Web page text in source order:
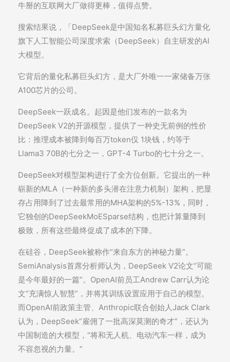
牛掰的互联网大厂做得更棒，值得点赞。
搜索结果说，「DeepSeek是中国知名私募巨头幻方量化
旗下人工智能公司深度求索（DeepSeek）自主研发的AI
大模型。
它背后的量化私募巨头幻方，是大厂外唯一一家储备万张
A100芯片的公司。
DeepSeek一跃成名。起因是他们发布的一款名为
DeepSeek V2的开源模型，提供了一种史无前例的性价
比：推理成本被降到每百万token仅 1块钱，约等于
Llama3 70B的七分之一，GPT-4 Turbo的七十分之一。
DeepSeek对模型架构进行了全方位创新。它提出的一种
崭新的MLA（一种新的多头潜在注意力机制）架构，把显
存占用降到了过去最常用的MHA架构的5%-13%，同时，
它独创的DeepSeekMoESparse结构，也把计算量降到
极致，所有这些最终促成了成本的下降。
在硅谷，DeepSeek被称作“来自东方的神秘力量”。
SemiAnalysis首席分析师认为，DeepSeek V2论文“可能
是今年最好的一篇”。OpenAI前员工Andrew Carr认为论
文“充满惊人智慧”，并将其训练设置应用于自己的模型。
而OpenAI前政策主管、Anthropic联合创始人Jack Clark
认为，DeepSeek“雇佣了一批高深莫测的奇才”，还认为
中国制造的大模型，“将和无人机、电动汽车一样，成为
不容忽视的力量。”